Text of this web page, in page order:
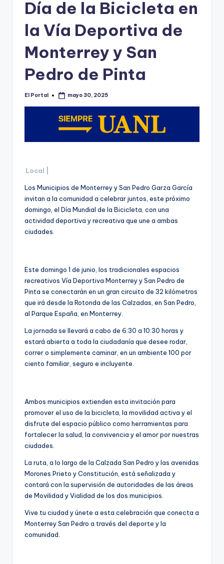
rr
Día de la Bicicleta en
la Vía Deportiva de
Monterrey y San
Pedro de Pinta
Publicado
El Portal mayo 30, 2025
Local |
Los Municipios de Monterrey y San Pedro Garza García
invitan a la comunidad a celebrar juntos, este próximo
domingo, el Día Mundial de la Bicicleta, con una
actividad deportiva y recreativa que une a ambas
ciudades.
Este domingo 1 de junio, los tradicionales espacios
recreativos Vía Deportiva Monterrey y San Pedro de
Pinta se conectarán en un gran circuito de 32 kilómetros
que irá desde la Rotonda de las Calzadas, en San Pedro,
al Parque España, en Monterrey.
La jornada se llevará a cabo de 6:30 a 10:30 horas y
estará abierta a toda la ciudadanía que desee rodar,
correr o simplemente caminar, en un ambiente 100 por
ciento familiar, seguro e incluyente.
Ambos municipios extienden esta invitación para
promover el uso de la bicicleta, la movilidad activa y el
disfrute del espacio público como herramientas para
fortalecer la salud, la convivencia y el amor por nuestras
ciudades.
La ruta, a lo largo de la Calzada San Pedro y las avenidas
Morones Prieto y Constitución, está señalizada y
contará con la supervisión de autoridades de las áreas
de Movilidad y Vialidad de los dos municipios.
Vive tu ciudad y únete a esta celebración que conecta a
Monterrey San Pedro a través del deporte y la
comunidad.